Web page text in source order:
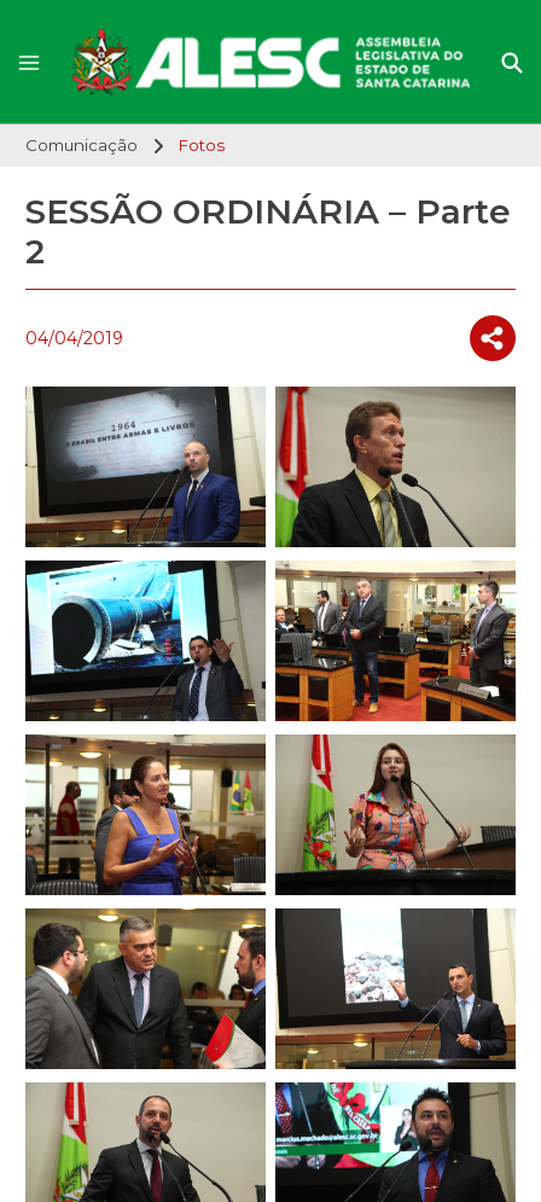
Comunicação Fotos
SESSÃO ORDINÁRIA – Parte
2
04/04/2019